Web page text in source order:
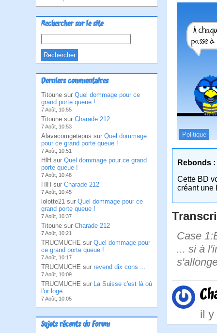
Rechercher sur le site
Derniers commentaires
Titoune sur Quel dommage pour ce
grand porte queue !
7 Août, 10:55
Titoune sur Charade 212
7 Août, 10:53
Alavacomgetepus sur Quel dommage
pour ce grand porte queue !
7 Août, 10:51
HlH sur Quel dommage pour ce grand
porte queue !
7 Août, 10:48
HlH sur Charade 212
7 Août, 10:45
lolotte21 sur Quel dommage pour ce
grand porte queue !
7 Août, 10:37
Titoune sur Charade 212
7 Août, 10:21
TRUCMUCHE sur Quel dommage pour
ce grand porte queue !
7 Août, 10:17
TRUCMUCHE sur revend dix cons ...
7 Août, 10:09
TRUCMUCHE sur La Suisse c'est là où
l'or loge ...
7 Août, 10:05
Sujets récents du Forum
Politique
Rebonds :
Cette BD
créant une
Case
... si à
il